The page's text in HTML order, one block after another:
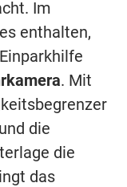
Im
enthalten,
. Mit
die
die
das